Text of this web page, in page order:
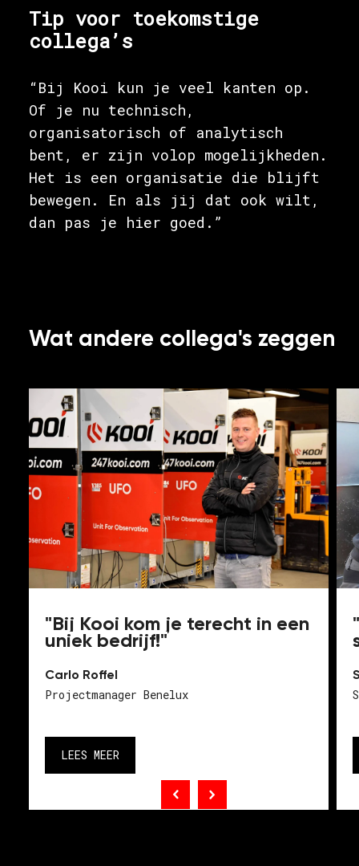
Tip voor toekomstige
collega’s
“Bij Kooi kun je veel kanten op.
Of je nu technisch,
organisatorisch of analytisch
bent, er zijn volop mogelijkheden.
Het is een organisatie die blijft
bewegen. En als jij dat ook wilt,
dan pas je hier goed.”
Wat andere collega's zeggen
"Bij Kooi kom je terecht in een
uniek bedrijf!"
Carlo Roffel
Projectmanager Benelux
LEES MEER